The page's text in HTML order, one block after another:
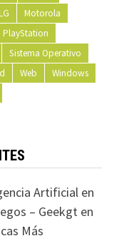
Motorola
PlayStation
Sistema Operativo
Web
Windows
Artificial en
– Geekgten
Más